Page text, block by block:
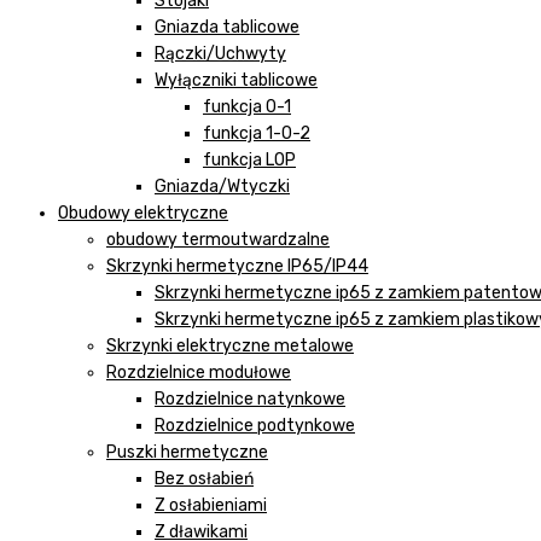
Gniazda tablicowe
Rączki/Uchwyty
Wyłączniki tablicowe
funkcja 0-1
funkcja 1-0-2
funkcja LOP
Gniazda/Wtyczki
Obudowy elektryczne
obudowy termoutwardzalne
Skrzynki hermetyczne IP65/IP44
Skrzynki hermetyczne ip65 z zamkiem
Skrzynki hermetyczne ip65 z zamkiem
Skrzynki elektryczne metalowe
Rozdzielnice modułowe
Rozdzielnice natynkowe
Rozdzielnice podtynkowe
Puszki hermetyczne
Bez osłabień
Z osłabieniami
Z dławikami